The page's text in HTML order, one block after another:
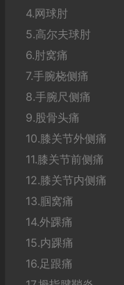
4.网球肘
5.高尔夫球肘
6.肘窝痛
7.手腕桡侧痛
8.手腕尺侧痛
9.股骨头痛
10.膝关节外侧痛
11.膝关节前侧痛
12.膝关节内侧痛
13.腘窝痛
14.外踝痛
15.内踝痛
16.足跟痛